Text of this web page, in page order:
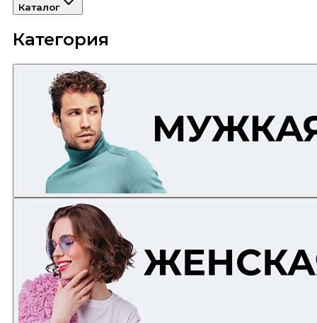
Каталог
Категория